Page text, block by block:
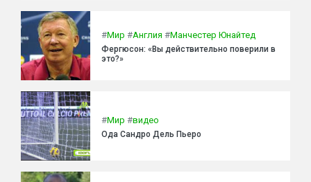
#Мир #Англия #Манчестер Юнайтед
Фергюсон: «Вы действительно поверили в
это?»
#Мир #видео
Ода Сандро Дель Пьеро